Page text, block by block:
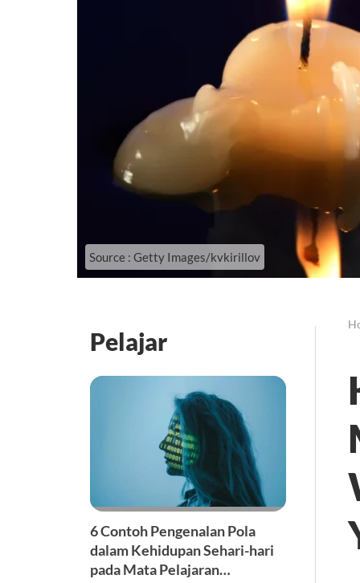
Source : Getty Images/kvkirillov
Pelajar
6 Contoh Pengenalan Pola
dalam Kehidupan Sehari-hari
pada Mata Pelajaran